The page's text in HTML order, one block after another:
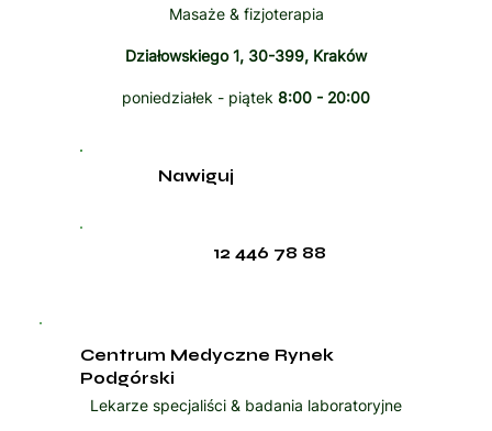
Masaże & fizjoterapia
Działowskiego 1, 30-399, Kraków
poniedziałek - piątek 8:00 - 20:00
12 446 78 88
Nawiguj
Centrum Medyczne Rynek
Podgórski
Lekarze specjaliści & badania laboratoryjne